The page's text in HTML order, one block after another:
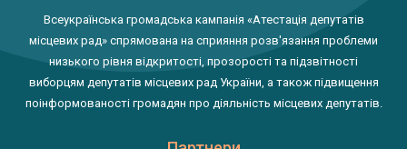
Всеукраїнська громадська кампанія «Атестація депутатів
місцевих рад» спрямована на сприяння розв'язання проблеми
низького рівня відкритості, прозорості та підзвітності
виборцям депутатів місцевих рад України, а також підвищення
поінформованості громадян про діяльність місцевих депутатів.